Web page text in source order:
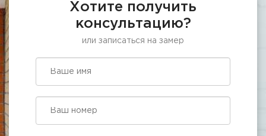
Хотите получить
консультацию?
или записаться на замер